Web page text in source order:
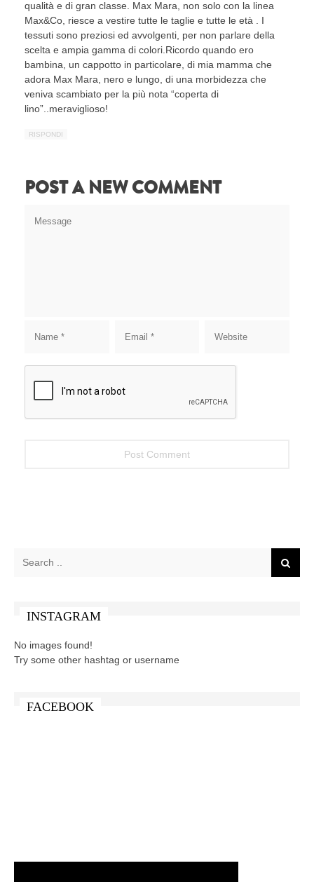
qualità e di gran classe. Max Mara, non solo con la linea
Max&Co, riesce a vestire tutte le taglie e tutte le età . I
tessuti sono preziosi ed avvolgenti, per non parlare della
scelta e ampia gamma di colori.Ricordo quando ero
bambina, un cappotto in particolare, di mia mamma che
adora Max Mara, nero e lungo, di una morbidezza che
veniva scambiato per la più nota “coperta di
lino”..meraviglioso!
RISPONDI
POST A NEW COMMENT
INSTAGRAM
No images found!
Try some other hashtag or username
FACEBOOK